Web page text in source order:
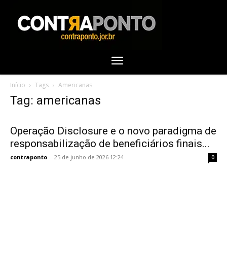
Início Tags Americanas
Tag: americanas
Operação Disclosure e o novo paradigma de
responsabilização de beneficiários finais...
contraponto - 25 de junho de 2026 12:24 0